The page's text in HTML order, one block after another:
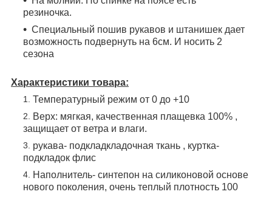
резиночка.
Специальный пошив рукавов и штанишек дает
возможность подвернуть на 6см. И носить 2
сезона
Характеристики товара:
Температурный режим от 0 до +10
Верх: мягкая, качественная плащевка 100% ,
защищает от ветра и влаги.
рукава- подкладкладочная ткань , куртка-
подкладок флис
Наполнитель- синтепон на силиконовой основе
нового поколения, очень теплый плотность 100